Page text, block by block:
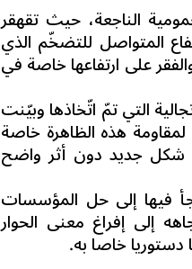
الناجعة، حيث تقهقر
المتواصل للتضخّم الذي
والفقر على ارتفاعها خاصة في
التي تمّ اتّخاذها وبيّنت
برنامج واضح لمقاومة هذه الظاهرة خاصة
شكل جديد دون أثر واضح
فيها إلى حل المؤسسات
إلى إفراغ معنى الحوار
خاصا به.